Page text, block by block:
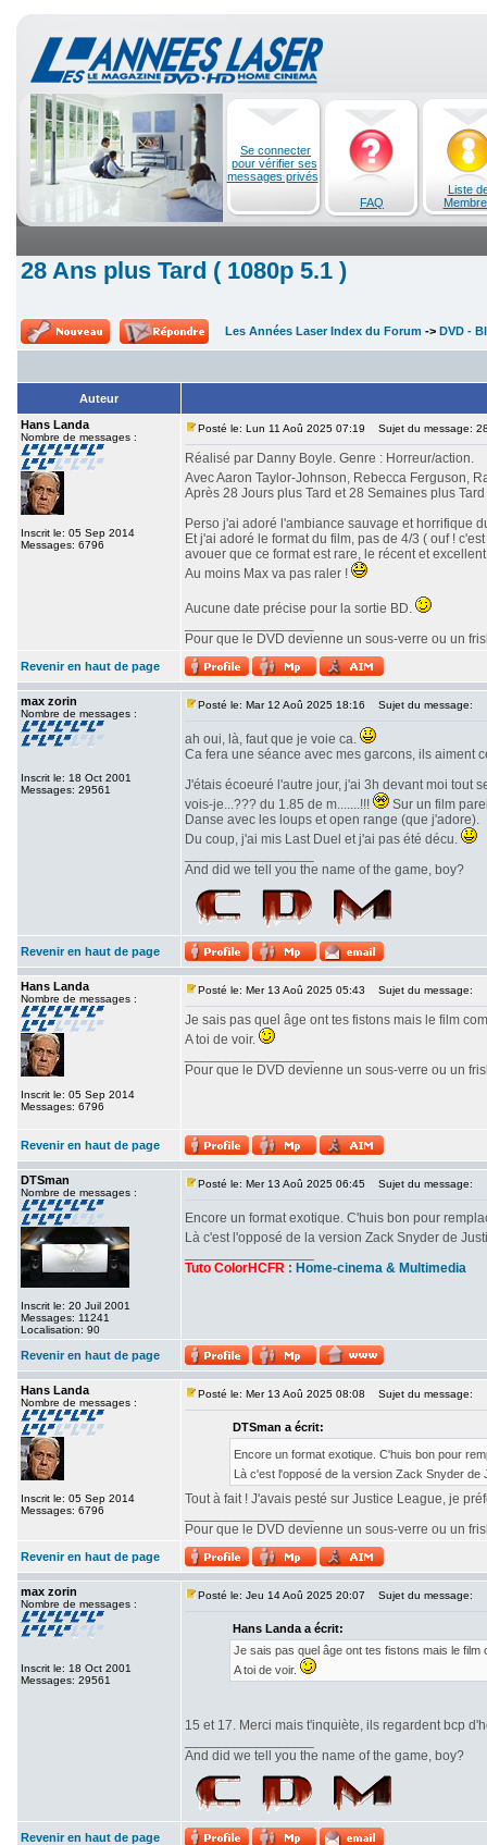
Se connecter
pour vérifier ses
messages privés
FAQ
Liste
28 Ans plus Tard ( 1080p 5.1 )
Les Années Laser Index du Forum -> DVD -
Auteur
Hans Landa
Nombre de messages :
Inscrit le: 05 Sep 2014
Messages: 6796
Posté le: Lun 11 Aoû 2025 07:19 Sujet du message:
Réalisé par Danny Boyle. Genre : Horreur/action.
Avec Aaron Taylor-Johnson, Rebecca Ferguson,
Après 28 Jours plus Tard et 28 Semaines plus
Perso j'ai adoré l'ambiance sauvage et horrifique
Et j'ai adoré le format du film, pas de 4/3 ( ouf !
avouer que ce format est rare, le récent et
Au moins Max va pas raler !
Aucune date précise pour la sortie BD.
Pour que le DVD devienne un sous-verre ou un
Revenir en haut de page
max zorin
Nombre de messages :
Inscrit le: 18 Oct 2001
Messages: 29561
Posté le: Mar 12 Aoû 2025 18:16 Sujet du message:
ah oui, là, faut que je voie ca.
Ca fera une séance avec mes garcons, ils aiment
J'étais écoeuré l'autre jour, j'ai 3h devant moi tout
vois-je...??? du 1.85 de m.......!!!
Sur un film
Danse avec les loups et open range (que j'adore).
Du coup, j'ai mis Last Duel et j'ai pas été décu.
And did we tell you the name of the game, boy?
Revenir en haut de page
Hans Landa
Nombre de messages :
Inscrit le: 05 Sep 2014
Messages: 6796
Posté le: Mer 13 Aoû 2025 05:43 Sujet du message:
Je sais pas quel âge ont tes fistons mais le film
A toi de voir.
Pour que le DVD devienne un sous-verre ou un
Revenir en haut de page
DTSman
Nombre de messages :
Inscrit le: 20 Juil 2001
Messages: 11241
Localisation: 90
Posté le: Mer 13 Aoû 2025 06:45 Sujet du message:
Encore un format exotique. C'huis bon pour
Là c'est l'opposé de la version Zack Snyder de
Tuto ColorHCFR : Home-cinema & Multimedia
Revenir en haut de page
Hans Landa
Nombre de messages :
Inscrit le: 05 Sep 2014
Messages: 6796
Posté le: Mer 13 Aoû 2025 08:08 Sujet du message:
DTSman a écrit:
Encore un format exotique. C'huis bon pour
Là c'est l'opposé de la version Zack Snyder de
Tout à fait ! J'avais pesté sur Justice League, je
Pour que le DVD devienne un sous-verre ou un
Revenir en haut de page
max zorin
Nombre de messages :
Inscrit le: 18 Oct 2001
Messages: 29561
Posté le: Jeu 14 Aoû 2025 20:07 Sujet du message:
Hans Landa a écrit:
Je sais pas quel âge ont tes fistons mais le
A toi de voir.
15 et 17. Merci mais t'inquiète, ils regardent bcp
And did we tell you the name of the game, boy?
Revenir en haut de page